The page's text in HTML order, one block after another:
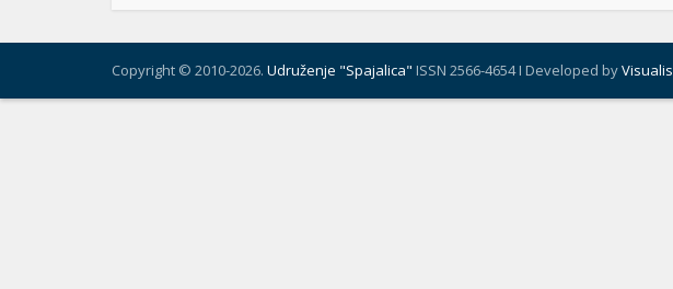
Copyright © 2010-2026. Udruženje "Spajalica" ISSN 2566-4654 I Developed byVisualis